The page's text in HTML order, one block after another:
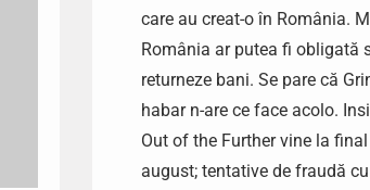
care au creat-o în România.
România ar putea fi obligată
returneze bani. Se pare că
habar n-are ce face acolo.
Out of the Further vine la
august; tentative de fraudă